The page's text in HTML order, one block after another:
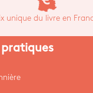
unique du livre en